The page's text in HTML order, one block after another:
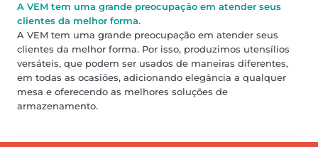
A VEM tem uma grande preocupação em atender seus
clientes da melhor forma.
A VEM tem uma grande preocupação em atender seus
clientes da melhor forma. Por isso, produzimos utensílios
versáteis, que podem ser usados de maneiras diferentes,
em todas as ocasiões, adicionando elegância a qualquer
mesa e oferecendo as melhores soluções de
armazenamento.